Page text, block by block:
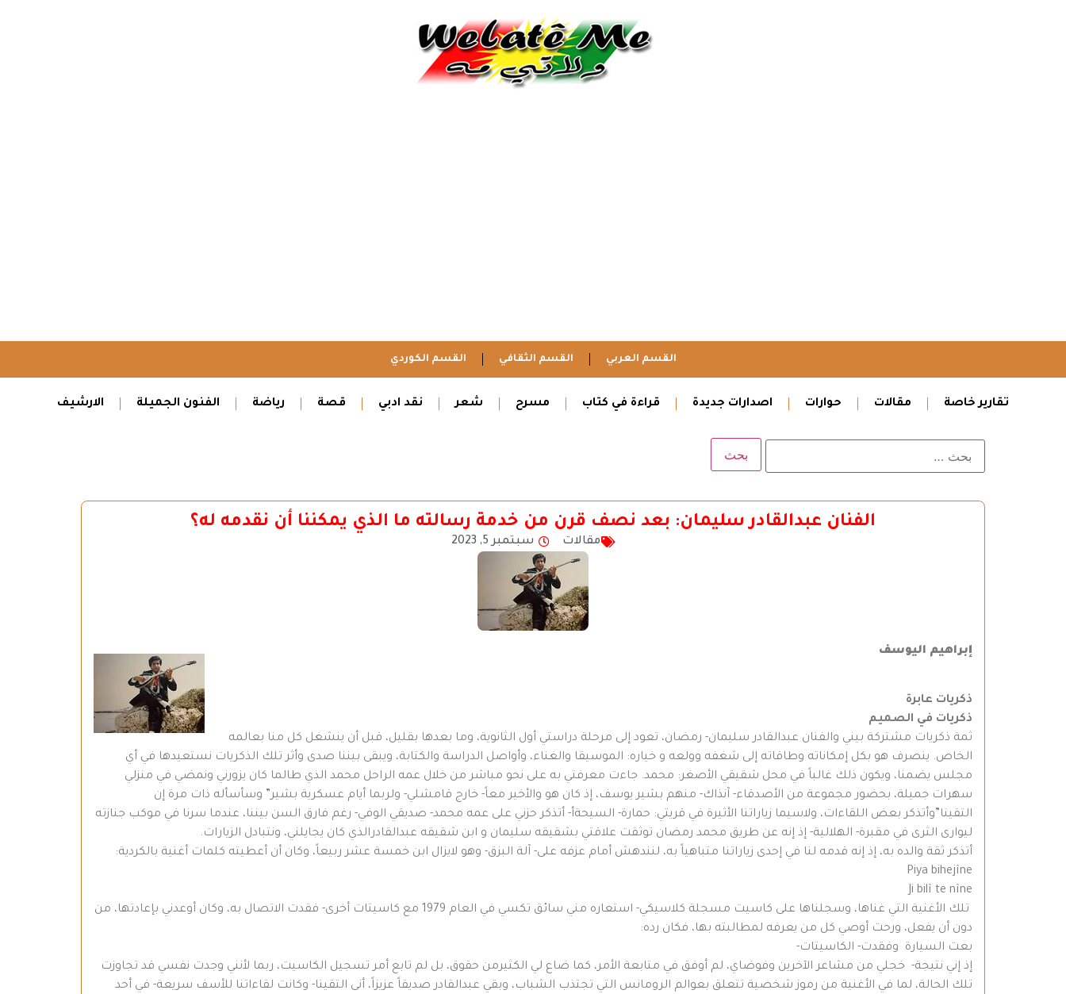
القسم العربي القسم الثقافي القسم الكوردي
تقارير خاصة مقالات حوارات اصدارات جديدة قراءة في كتاب مسرح شعر نقد ادبي قصة رياضة الفنون الجميلة الارشيف
الفنان عبدالقادر سليمان: بعد نصف قرن من خدمة رسالته ما الذي يمكننا أن نقدمه له؟
مقالات سبتمبر 5, 2023
إبراهيم اليوسف
ذكريات عابرة
ذكريات في الصميم
ثمة ذكريات مشتركة بيني والفنان عبدالقادر سليمان- رمضان، تعود إلى مرحلة دراستي أول الثانوية، وما بعدها بقليل، قبل أن ينشغل كل منا بعالمه
الخاص. ينصرف هو بكل إمكاناته وطاقاته إلى شغفه وولعه و خياره: الموسيقا والغناء، وأواصل الدراسة والكتابة، ويبقى بيننا صدى وأثر تلك الذكريات نستعيدها في أي
مجلس يضمنا، ويكون ذلك غالباً في محل شقيقي الأصغر: محمد. جاءت معرفتي به على نحو مباشر من خلال عمه الراحل محمد الذي طالما كان يزورني ونمضي في منزلي
سهرات جميلة، بحضور مجموعة من الأصدقاء- آنذاك- منهم بشير يوسف، إذ كان هو والأخير معاً- خارج قامشلي- ولربما أيام عسكرية بشير” وسأسأله ذات مرة إن
التقينا”وأتذكر بعض اللقاءات، ولاسيما زياراتنا الأثيرة في قريتي: حمارة- السيحةأ- أتذكر حزني على عمه محمد- صديقي الوفي- رغم فارق السن بيننا، عندما سرنا في موكب جنازته
ليوارى الثرى في مقبرة- الهلالية- إذ إنه عن طريق محمد رمضان توثقت علاقتي بشقيقه سليمان و ابن شقيقه عبدالقادرالذي كان يجايلني، ونتبادل الزيارات.
أتذكر ثقة والده به، إذ إنه قدمه لنا في إحدى زياراتنا متباهياً به، لنندهش أمام عزفه على- آلة البزق- وهو لايزال ابن خمسة عشر ربيعاً، وكان أن أعطيته كلمات أغنية بالكردية:
Piya bihejîne
Ji bilî te nîne
تلك الأغنية التي غناها، وسجلناها على كاسيت مسجلة كلاسيكي- استعاره مني سائق تكسي في العام 1979 مع كاسيتات أخرى- فقدت الاتصال به، وكان أوعدني بإعادتها، من
دون أن يفعل، ورحت أوصي كل من يعرفه لمطالبته بها، فكان رده:
بعت السيارة وفقدت- الكاسيتات-
إذ إني نتيجة- خجلي من مشاعر الآخرين وفوضاي، لم أوفق في متابعة الأمر، كما ضاع لي الكثيرمن حقوق، بل لم تابع أمر تسجيل الكاسيت، ربما لأنني وجدت نفسي قد تجاوزت
تلك الحالة، لما في الأغنية من رموز شخصية تتعلق بعوالم الرومانس التي تجتذب الشباب، وبقي عبدالقادر صديقاً عزيزاً، أنى التقينا- وكانت لقاءاتنا للأسف سريعة- في أحد